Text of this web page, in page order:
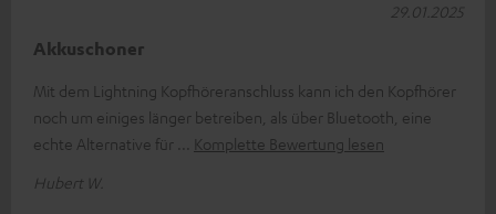
Akkuschoner
Mit dem Lightning Kopfhöreranschluss kann ich den Kopfhörer
noch um einiges länger betreiben, als über Bluetooth, eine
echte Alternative für
Komplette Bewertung lesen
Hubert W.
29.01.2025